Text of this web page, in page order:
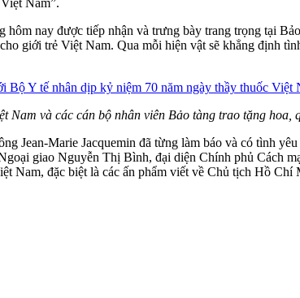
nay được tiếp nhận và trưng bày trang trọng tại
giới trẻ Việt Nam. Qua mỗi hiện vật sẽ khẳng định
và các cán bộ nhân viên Bảo tàng trao tặng hoa,
Marie Jacquemin đã từng làm báo và có tình
giao Nguyễn Thị Bình, đại diện Chính phủ Cách
Nam, đặc biệt là các ấn phẩm viết về Chủ tịch Hồ